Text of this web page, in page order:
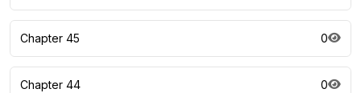
Chapter 45 0
Chapter 44 0